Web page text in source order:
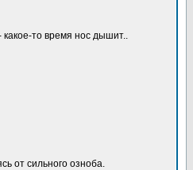
какое-то время нос дышит..
от сильного озноба.